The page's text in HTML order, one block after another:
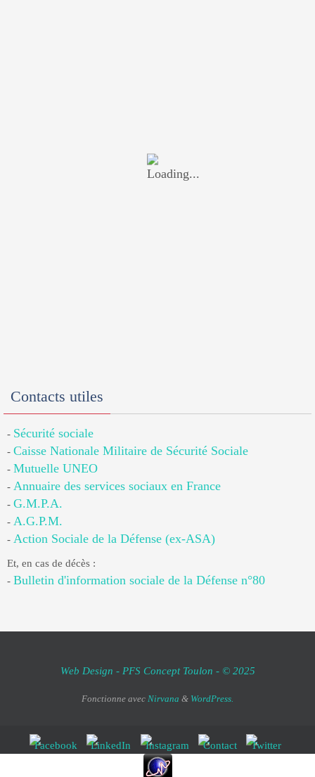
Contacts utiles
- Sécurité sociale
- Caisse Nationale Militaire de Sécurité Sociale
- Mutuelle UNEO
- Annuaire des services sociaux en France
- G.M.P.A.
- A.G.P.M.
- Action Sociale de la Défense (ex-ASA)
Et, en cas de décès :
- Bulletin d'information sociale de la Défense n°80
Web Design - PFS Concept Toulon - © 2025
Fonctionne avec Nirvana & WordPress.